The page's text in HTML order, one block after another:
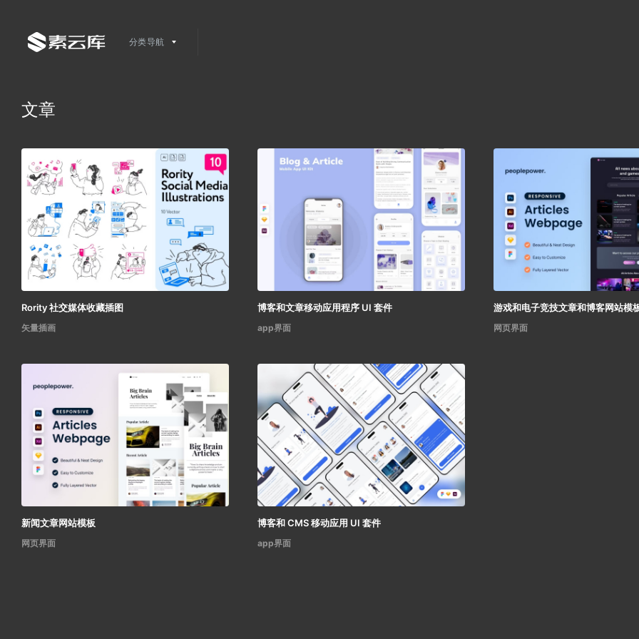
分类导航
文章
Rority 社交媒体收藏插图
矢量插画
博客和文章移动应用程序 UI 套件
app界面
游戏和电子竞技文章和博客网站模
网页界面
新闻文章网站模板
网页界面
博客和 CMS 移动应用 UI 套件
app界面